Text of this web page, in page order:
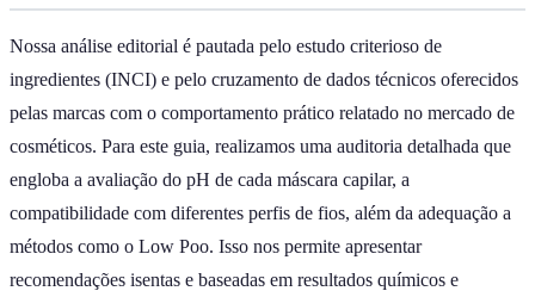
Nossa análise editorial é pautada pelo estudo criterioso de
ingredientes (INCI) e pelo cruzamento de dados técnicos oferecidos
pelas marcas com o comportamento prático relatado no mercado de
cosméticos. Para este guia, realizamos uma auditoria detalhada que
engloba a avaliação do pH de cada máscara capilar, a
compatibilidade com diferentes perfis de fios, além da adequação a
métodos como o Low Poo. Isso nos permite apresentar
recomendações isentas e baseadas em resultados químicos e